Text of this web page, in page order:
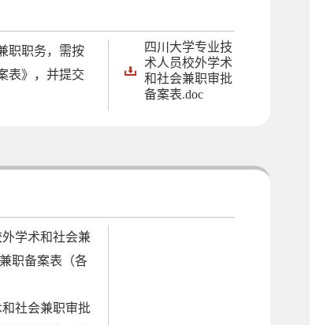
四川大学专业技
术人员校外学术
和社会兼职审批
备案表.doc
职职务，需按
表》，并提交
学术和社会兼
职备案表（各
社会兼职审批